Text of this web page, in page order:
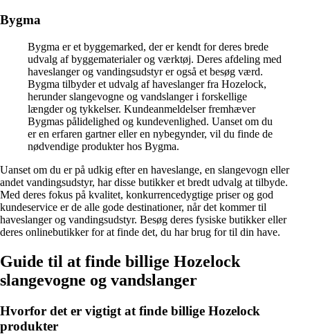
Bygma
Bygma er et byggemarked, der er kendt for deres brede
udvalg af byggematerialer og værktøj. Deres afdeling med
haveslanger og vandingsudstyr er også et besøg værd.
Bygma tilbyder et udvalg af haveslanger fra Hozelock,
herunder slangevogne og vandslanger i forskellige
længder og tykkelser. Kundeanmeldelser fremhæver
Bygmas pålidelighed og kundevenlighed. Uanset om du
er en erfaren gartner eller en nybegynder, vil du finde de
nødvendige produkter hos Bygma.
Uanset om du er på udkig efter en haveslange, en slangevogn eller
andet vandingsudstyr, har disse butikker et bredt udvalg at tilbyde.
Med deres fokus på kvalitet, konkurrencedygtige priser og god
kundeservice er de alle gode destinationer, når det kommer til
haveslanger og vandingsudstyr. Besøg deres fysiske butikker eller
deres onlinebutikker for at finde det, du har brug for til din have.
Guide til at finde billige Hozelock
slangevogne og vandslanger
Hvorfor det er vigtigt at finde billige Hozelock
produkter